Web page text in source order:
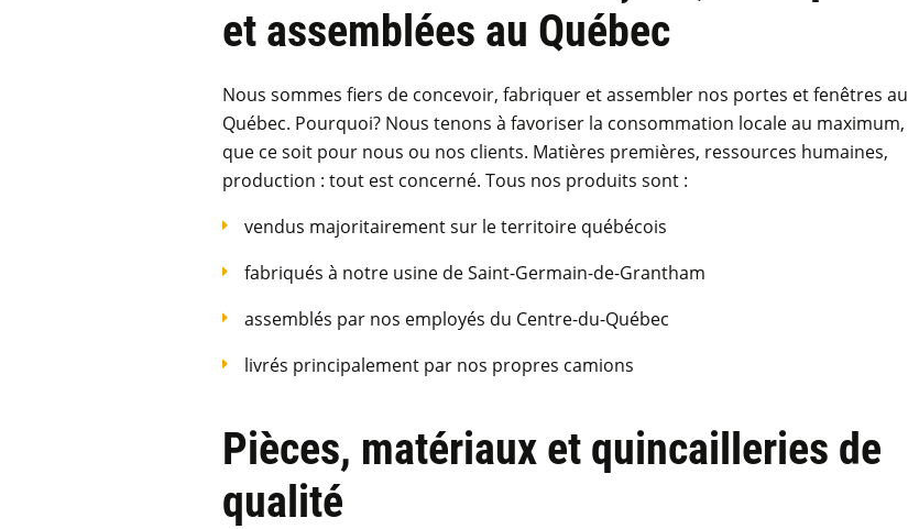
et assemblées au Québec
Nous sommes fiers de concevoir, fabriquer et assembler nos portes et fenêtres au
Québec. Pourquoi? Nous tenons à favoriser la consommation locale au maximum,
que ce soit pour nous ou nos clients. Matières premières, ressources humaines,
production : tout est concerné. Tous nos produits sont :
vendus majoritairement sur le territoire québécois
fabriqués à notre usine de Saint-Germain-de-Grantham
assemblés par nos employés du Centre-du-Québec
livrés principalement par nos propres camions
Pièces, matériaux et quincailleries de
qualité